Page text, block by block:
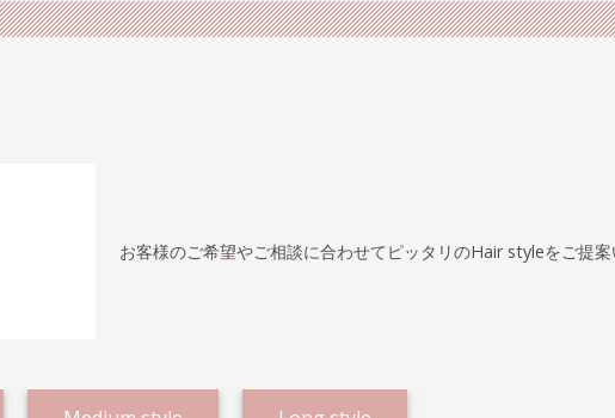
お客様のご希望やご相談に合わせてピッタリのHair styleをご提案